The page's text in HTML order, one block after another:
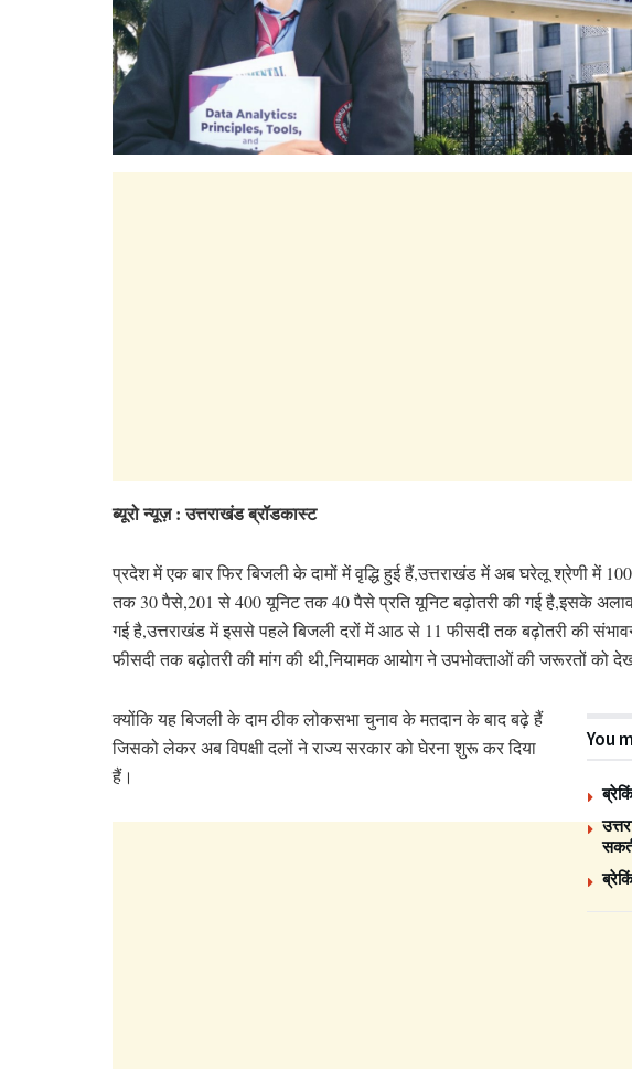
ब्यूरो न्यूज़ : उत्तराखंड ब्रॉडकास्ट
प्रदेश में एक बार फिर बिजली के दामों में वृद्धि हुई हैं,उत्तराखंड में अब घरेलू श्रेणी में
तक 30 पैसे,201 से 400 यूनिट तक 40 पैसे प्रति यूनिट बढ़ोतरी की गई है,इसके
गई है,उत्तराखंड में इससे पहले बिजली दरों में आठ से 11 फीसदी तक बढ़ोतरी की
फीसदी तक बढ़ोतरी की मांग की थी,नियामक आयोग ने उपभोक्ताओं की जरूरतों को
You
क्योंकि यह बिजली के दाम ठीक लोकसभा चुनाव के मतदान के बाद बढ़े हैं
जिसको लेकर अब विपक्षी दलों ने राज्य सरकार को घेरना शुरू कर दिया
हैं।